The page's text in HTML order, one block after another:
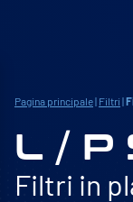
Pagina principale| Filtri |
L / P
Filtri in